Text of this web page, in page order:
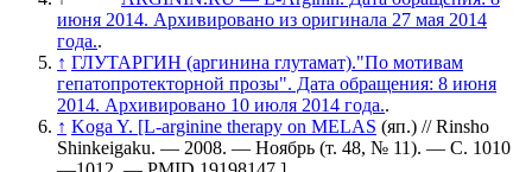
июня 2014. Архивировано из оригинала 27 мая 2014
года..
↑ ГЛУТАРГИН (аргинина глутамат)."По мотивам
гепатопротекторной прозы". Дата обращения: 8 июня
2014. Архивировано 10 июля 2014 года..
↑ Koga Y. [L-arginine therapy on MELAS (яп.) // Rinsho
Shinkeigaku. — 2008. — Ноябрь (т. 48, № 11). — С. 1010